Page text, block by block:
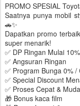
PROMO SPESIAL
Saatnya punya mobil
🚗✨
Dapatkan promo
super menarik!
✅ DP Ringan Mulai
✅ Angsuran Ringan
✅ Program Bunga 0% /
✅ Special Discount
✅ Proses Cepat &
🎁 Bonus kaca film